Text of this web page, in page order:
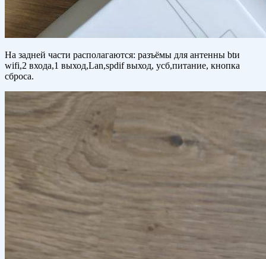
На задней части располагаются: разъёмы для антенны btи
wifi,2 входа,1 выход,Lan,spdif выход, усб,питание, кнопка
сброса.